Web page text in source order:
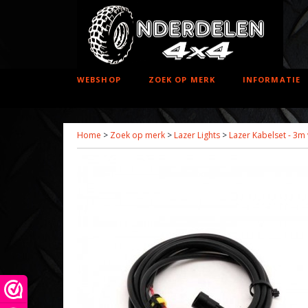
WEBSHOP ZOEK OP MERK INFORMATIE
Home > Zoek op merk > Lazer Lights > Lazer Kabelset -